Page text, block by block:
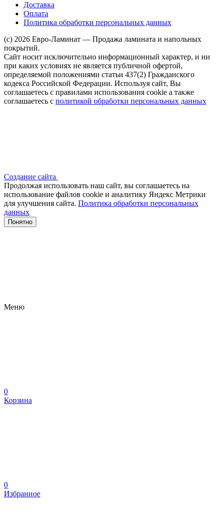
Доставка
Оплата
Политика обработки персональных данных
(c) 2026 Евро-Ламинат — Продажа ламината и напольных
покрытий.
Сайт носит исключительно информационный характер, и ни
при каких условиях не является публичной офертой,
определяемой положениями статьи 437(2) Гражданского
кодекса Российской Федерации. Используя сайт, Вы
соглашаетесь с правилами использования cookie а также
соглашаетесь с политикой обработки персональных данных
Создание сайта
Продолжая использовать наш сайт, вы соглашаетесь на
использование файлов сооkіе и аналитику Яндекс Метрики
для улучшения сайта. Политика обработки персональных
данных
Понятно
Меню
0
Корзина
0
Избранное